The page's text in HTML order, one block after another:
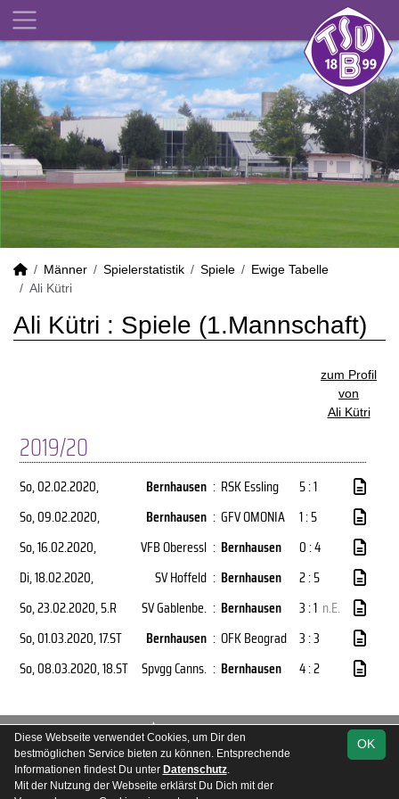
Männer Spielerstatistik Spiele
Ewige Tabelle
Ali Kütri
Ali Kütri : Spiele (1.Mannschaft)
zum Profil
von
Ali Kütri
2019/20
So, 02.02.2020, Bernhausen : RSK Essling
5 : 1
So, 09.02.2020, Bernhausen : GFV OMONIA
1 : 5
So, 16.02.2020, VFB Oberessl : Bernhausen
0 : 4
Di, 18.02.2020, SV Hoffeld : Bernhausen
2 : 5
So, 23.02.2020, 5.R SV Gablenbe. : Bernhausen 3 : 1 n.E.
So, 01.03.2020, 17.ST Bernhausen : OFK Beograd 3 : 3
So, 08.03.2020, 18.ST Spvgg Canns. : Bernhausen 4 : 2
soccero.de
Besucherstatistik Kontakt Impressum
Datenschutz
OK
Diese Webseite verwendet Cookies, um Dir den
bestmöglichen Service bieten zu können. Entsprechende
Informationen findest Du unter Datenschutz.
Mit der Nutzung der Webseite erklärst Du Dich mit der